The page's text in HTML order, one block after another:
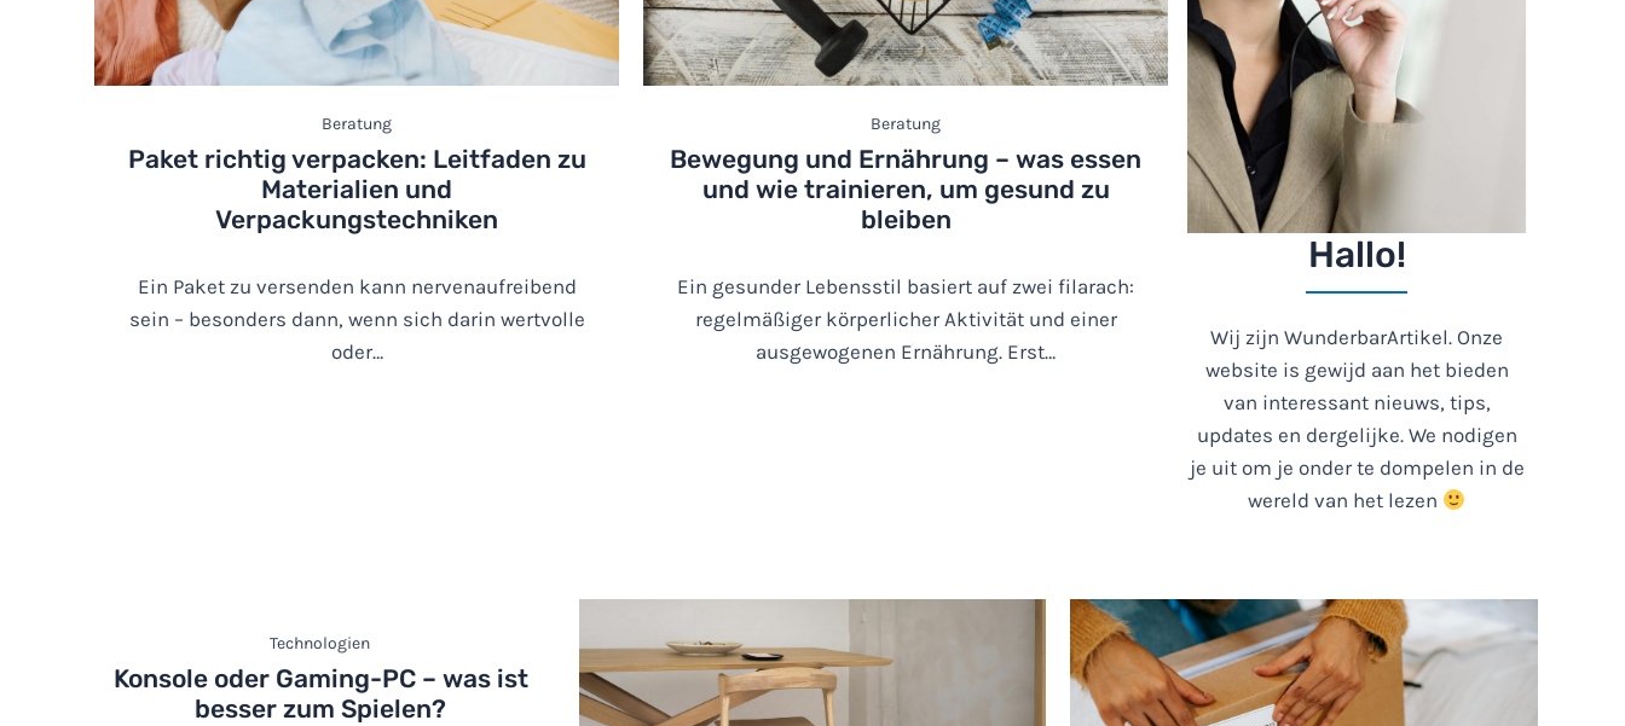
Beratung
Paket richtig verpacken: Leitfaden zu
Materialien und
Verpackungstechniken
Ein Paket zu versenden kann nervenaufreibend
sein – besonders dann, wenn sich darin wertvolle
oder…
Beratung
Bewegung und Ernährung – was essen
und wie trainieren, um gesund zu
bleiben
Ein gesunder Lebensstil basiert auf zwei filarach:
regelmäßiger körperlicher Aktivität und einer
ausgewogenen Ernährung. Erst…
Hallo!
Wij zijn WunderbarArtikel. Onze
website is gewijd aan het bieden
van interessant nieuws, tips,
updates en dergelijke. We nodigen
je uit om je onder te dompelen in de
wereld van het lezen
Technologien
Konsole oder Gaming-PC – was ist
besser zum Spielen?